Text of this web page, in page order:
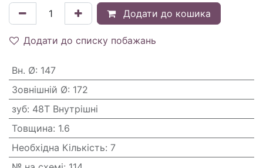
Додати до кошика
Додати до списку побажань
Вн. Ø: 147
Зовнішній Ø: 172
зуб: 48T Внутрішні
Товщина: 1.6
Необхідна Кількість: 7